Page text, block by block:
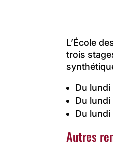
L’École
trois
Du lundi
Du
Du lundi
Autres